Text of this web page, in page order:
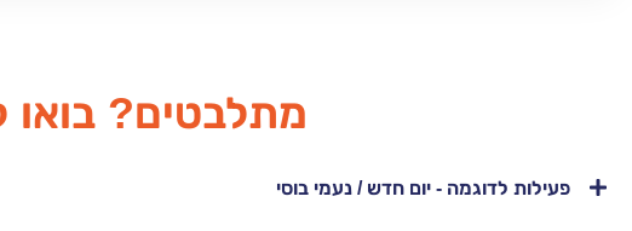
מתלבטים? בואו
פעילות לדוגמה - יום חדש / נעמי בוסי